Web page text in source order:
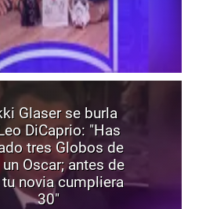
Glaser se burla
DiCaprio: "Has
tres Globos de
un Oscar; antes de
novia cumpliera
30"